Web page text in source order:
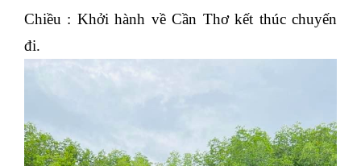
Chiều : Khởi hành về Cần Thơ kết thúc chuyến
đi.